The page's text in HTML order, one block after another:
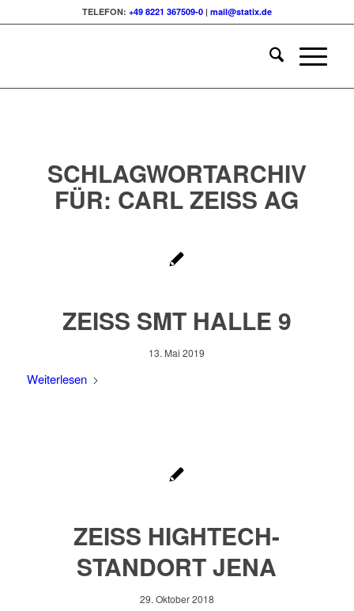
TELEFON: +49 8221 367509-0| mail@statix.de
SCHLAGWORTARCHIV
FÜR: CARL ZEISS AG
ZEISS SMT HALLE 9
13. Mai 2019
Weiterlesen
ZEISS HIGHTECH-
STANDORT JENA
29. Oktober 2018